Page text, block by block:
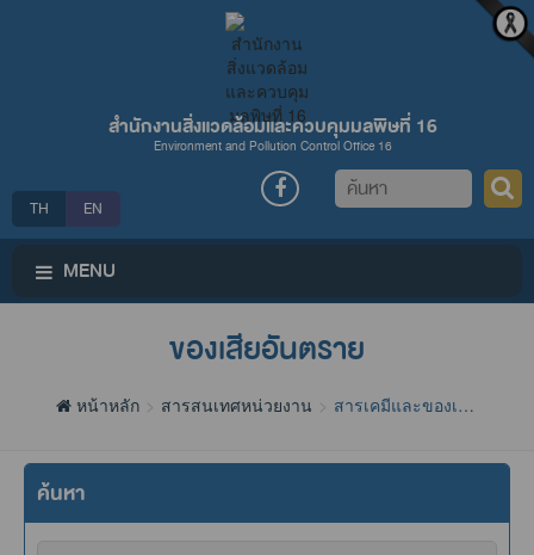
สำนักงานสิ่งแวดล้อมและควบคุมมลพิษที่ 16
Environment and Pollution Control Office 16
TH EN
ค้นหา
MENU
ของเสียอันตราย
หน้าหลัก สารสนเทศหน่วยงาน
สารเคมีและของเสีย
ค้นหา